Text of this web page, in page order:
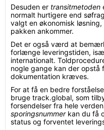
Desuden er transitmetoden
normalt hurtigere end
valgt en økonomisk
pakken ankommer.
Det er også værd at
forlænge leveringstiden,
internationalt.
nogle gange kan der opstå
dokumentation kræves.
For at få en bedre
bruge track.global, som
forsendelser fra hele
sporingsnummerkan du få
status og forventet